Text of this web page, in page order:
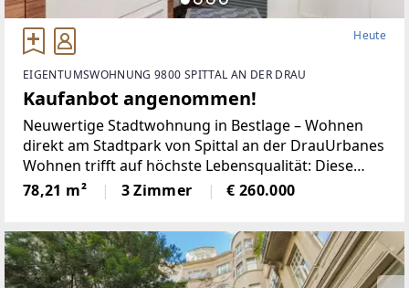
Heute
EIGENTUMSWOHNUNG 9800 SPITTAL AN DER DRAU
Kaufanbot angenommen!
Neuwertige Stadtwohnung in Bestlage – Wohnen
direkt am Stadtpark von Spittal an der DrauUrbanes
Wohnen trifft auf höchste Lebensqualität: Diese
neuwertige Eigentumswohnung überzeugt mit ihrer
attraktiven Lage direkt am Stadtpark von Spittal an
78,21 m² 3 Zimmer € 260.000